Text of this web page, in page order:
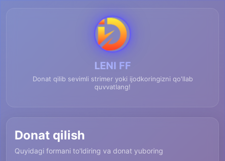
LENI FF
Donat qilib sevimli strimer yoki ijodkoringizni qo'llab
quvvatlang!
Donat qilish
Quyidagi formani to'ldiring va donat yuboring